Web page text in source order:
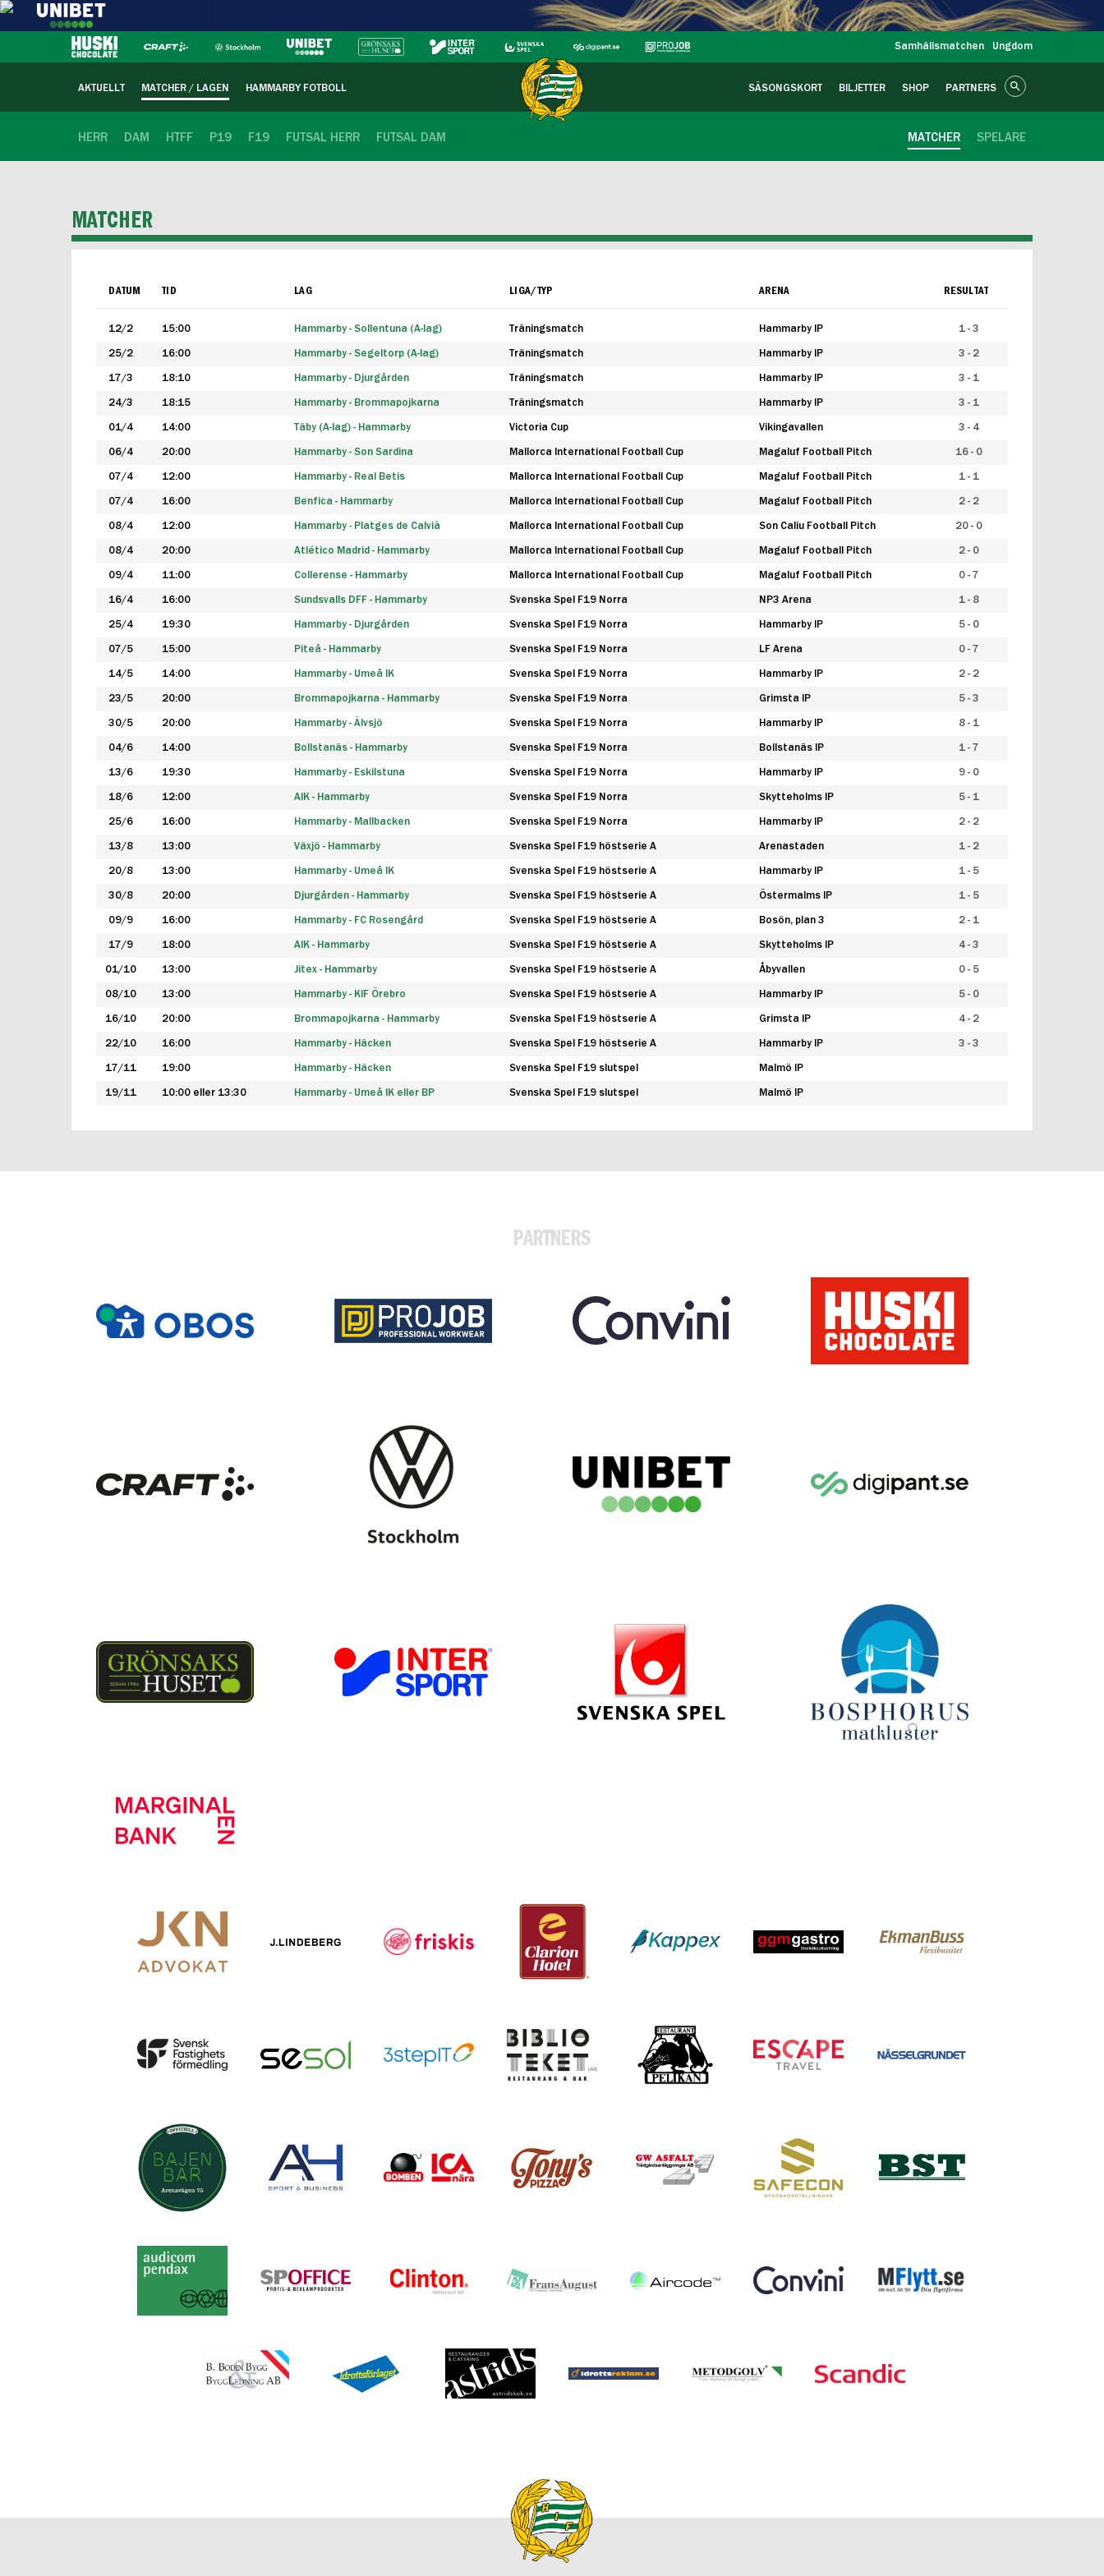
Samhällsmatchen Ungdom
AKTUELLT MATCHER / LAGEN HAMMARBY FOTBOLL SÄSONGSKORT BILJETTER SHOP PARTNERS
HERR DAM HTFF P19 F19 FUTSAL HERR FUTSAL DAM SPELARE
MATCHER
MATCHER
DATUM TID LAG LIGA/TYP ARENA RESULTAT
12/2 15:00 Hammarby - Sollentuna (A-lag) Träningsmatch Hammarby IP 1 - 3
25/2 16:00 Hammarby - Segeltorp (A-lag) Träningsmatch Hammarby IP 3 - 2
17/3 18:10 Hammarby - Djurgården Träningsmatch Hammarby IP 3 - 1
24/3 18:15 Hammarby - Brommapojkarna Träningsmatch Hammarby IP 3 - 1
01/4 14:00 Täby (A-lag) - Hammarby Victoria Cup Vikingavallen 3 - 4
06/4 20:00 Hammarby - Son Sardina Mallorca International Football Cup Magaluf Football Pitch 16 - 0
07/4 12:00 Hammarby - Real Betis Mallorca International Football Cup Magaluf Football Pitch 1 - 1
07/4 16:00 Benfica - Hammarby Mallorca International Football Cup Magaluf Football Pitch 2 - 2
08/4 12:00 Hammarby - Platges de Calvià Mallorca International Football Cup Son Caliu Football Pitch 20 - 0
08/4 20:00 Atlético Madrid - Hammarby Mallorca International Football Cup Magaluf Football Pitch 2 - 0
09/4 11:00 Collerense - Hammarby Mallorca International Football Cup Magaluf Football Pitch 0 - 7
16/4 16:00 Sundsvalls DFF - Hammarby Svenska Spel F19 Norra NP3 Arena 1 - 8
25/4 19:30 Hammarby - Djurgården Svenska Spel F19 Norra Hammarby IP 5 - 0
07/5 15:00 Piteå - Hammarby Svenska Spel F19 Norra LF Arena 0 - 7
14/5 14:00 Hammarby - Umeå IK Svenska Spel F19 Norra Hammarby IP 2 - 2
23/5 20:00 Brommapojkarna - Hammarby Svenska Spel F19 Norra Grimsta IP 5 - 3
30/5 20:00 Hammarby - Älvsjö Svenska Spel F19 Norra Hammarby IP 8 - 1
04/6 14:00 Bollstanäs - Hammarby Svenska Spel F19 Norra Bollstanäs IP 1 - 7
13/6 19:30 Hammarby - Eskilstuna Svenska Spel F19 Norra Hammarby IP 9 - 0
18/6 12:00 AIK - Hammarby Svenska Spel F19 Norra Skytteholms IP 5 - 1
25/6 16:00 Hammarby - Mallbacken Svenska Spel F19 Norra Hammarby IP 2 - 2
13/8 13:00 Växjö - Hammarby Svenska Spel F19 höstserie A Arenastaden 1 - 2
20/8 13:00 Hammarby - Umeå IK Svenska Spel F19 höstserie A Hammarby IP 1 - 5
30/8 20:00 Djurgården - Hammarby Svenska Spel F19 höstserie A Östermalms IP 1 - 5
09/9 16:00 Hammarby - FC Rosengård Svenska Spel F19 höstserie A Bosön, plan 3 2 - 1
17/9 18:00 AIK - Hammarby Svenska Spel F19 höstserie A Skytteholms IP 4 - 3
01/10 13:00 Jitex - Hammarby Svenska Spel F19 höstserie A Åbyvallen 0 - 5
08/10 13:00 Hammarby - KIF Örebro Svenska Spel F19 höstserie A Hammarby IP 5 - 0
16/10 20:00 Brommapojkarna - Hammarby Svenska Spel F19 höstserie A Grimsta IP 4 - 2
22/10 16:00 Hammarby - Häcken Svenska Spel F19 höstserie A Hammarby IP 3 - 3
17/11 19:00 Hammarby - Häcken Svenska Spel F19 slutspel Malmö IP
19/11 10:00 eller 13:30 Hammarby - Umeå IK eller BP Svenska Spel F19 slutspel Malmö IP
PARTNERS